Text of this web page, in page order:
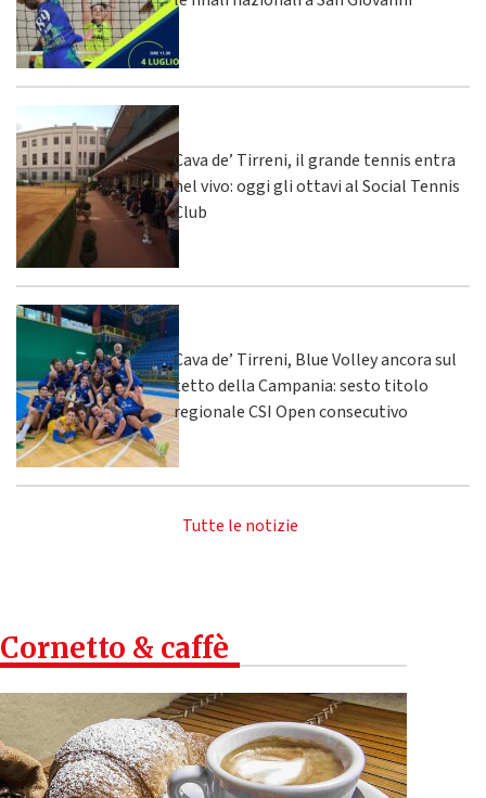
Cava de’ Tirreni, il grande tennis entra
nel vivo: oggi gli ottavi al Social Tennis
Club
Cava de’ Tirreni, Blue Volley ancora sul
tetto della Campania: sesto titolo
regionale CSI Open consecutivo
Tutte le notizie
Cornetto & caffè